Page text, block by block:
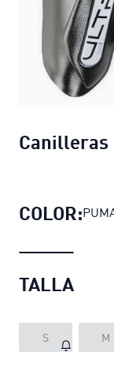
Canilleras
COLOR:
TALLA
S M